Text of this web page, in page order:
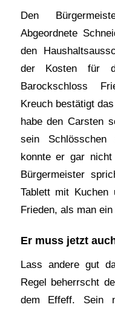
Den
Abgeordnete
den
der Kosten für
Barockschloss
Kreuch bestätigt
habe den Carsten
sein Schlösschen
konnte er gar
Bürgermeister
Tablett mit
Frieden, als man
Er muss jetzt
Lass andere gut
Regel beherrscht
dem Effeff. Sein